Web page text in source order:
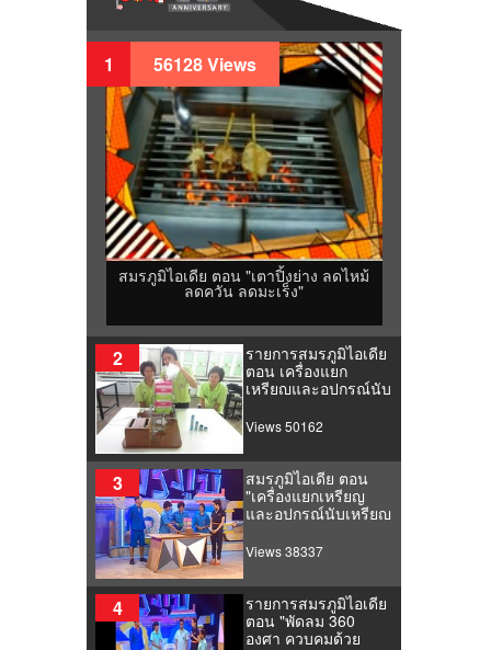
1 56128 Views
สมรภูมิไอเดีย ตอน "เตาปิ้งย่าง ลดไหม้
ลดควัน ลดมะเร็ง"
2
รายการสมรภูมิไอเดีย
ตอน เครื่องแยก
เหรียญและอุปกรณ์นับ
Views 50162
3
สมรภูมิไอเดีย ตอน
"เครื่องแยกเหรียญ
และอุปกรณ์นับเหรียญ
Views 38337
4
รายการสมรภูมิไอเดีย
ตอน "พัดลม 360
องศา ควบคุมด้วย